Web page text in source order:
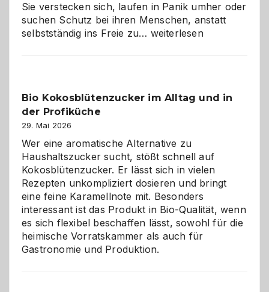
Sie verstecken sich, laufen in Panik umher oder
suchen Schutz bei ihren Menschen, anstatt
selbstständig ins Freie zu… Wenn
Gefahr
für
Hunde
im
eigenen
Zuhause
weiterlesen
Bio Kokosblütenzucker im Alltag und in
der Profiküche
29. Mai 2026
Wer eine aromatische Alternative zu
Haushaltszucker sucht, stößt schnell auf
Kokosblütenzucker. Er lässt sich in vielen
Rezepten unkompliziert dosieren und bringt
eine feine Karamellnote mit. Besonders
interessant ist das Produkt in Bio-Qualität, wenn
es sich flexibel beschaffen lässt, sowohl für die
heimische Vorratskammer als auch für
Gastronomie und Produktion.